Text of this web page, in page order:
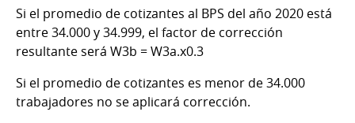
Si el promedio de cotizantes al BPS del año 2020 está
entre 34.000 y 34.999, el factor de corrección
resultante será W3b = W3a.x0.3
Si el promedio de cotizantes es menor de 34.000
trabajadores no se aplicará corrección.